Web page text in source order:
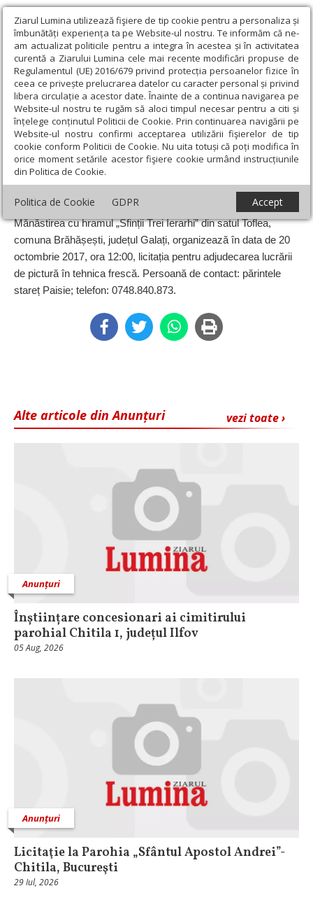
Ziarul Lumina utilizează fişiere de tip cookie pentru a personaliza și
îmbunătăți experiența ta pe Website-ul nostru. Te informăm că ne-
am actualizat politicile pentru a integra în acestea și în activitatea
curentă a Ziarului Lumina cele mai recente modificări propuse de
Regulamentul (UE) 2016/679 privind protecția persoanelor fizice în
ceea ce privește prelucrarea datelor cu caracter personal și privind
libera circulație a acestor date. Înainte de a continua navigarea pe
Website-ul nostru te rugăm să aloci timpul necesar pentru a citi și
înțelege conținutul Politicii de Cookie. Prin continuarea navigării pe
Website-ul nostru confirmi acceptarea utilizării fişierelor de tip
cookie conform Politicii de Cookie. Nu uita totuși că poți modifica în
orice moment setările acestor fişiere cookie urmând instrucțiunile
din Politica de Cookie.
Politica de Cookie GDPR Accept
Ziarul Lumina › Anunțuri › Licitație de pictură la Mănăstirea
Toflea
Licitație de pictură la Mănăstirea Toflea
Data: 06 Octombrie 2017
Mănăstirea cu hramul „Sfinții Trei Ierarhi” din satul Toflea,
comuna Brăhășești, județul Galați, organizează în data de 20
octombrie 2017, ora 12:00, licitația pentru adjudecarea lucrării
de pictură în tehnica frescă. Persoană de contact: părintele
stareț Paisie; telefon: 0748.840.873.
vezi toate ›
Alte articole din Anunțuri
Anunțuri
Înștiințare concesionari ai cimitirului
parohial Chitila 1, județul Ilfov
05 Aug, 2026
Anunțuri
Licitaţie la Parohia „Sfântul Apostol Andrei”-
Chitila, Bucureşti
29 Iul, 2026